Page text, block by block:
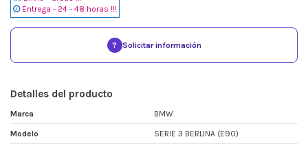
Entrega - 24 - 48 horas !!!
? Solicitar información
Detalles del producto
Marca BMW
Modelo SERIE 3 BERLINA (E90)